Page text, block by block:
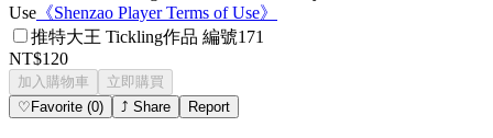
Use 《Shenzao Player Terms of Use》
推特大王 Tickling作品 編號171
NT$120
加入購物車
立即購買
♡ Favorite (0) ⤴ Share Report